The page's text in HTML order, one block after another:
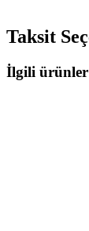
Taksit
İlgili ürünler